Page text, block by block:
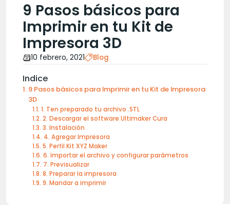
9 Pasos básicos para
Imprimir en tu Kit de
Impresora 3D
10 febrero, 2021 Blog
Indice
9 Pasos básicos para Imprimir en tu Kit de Impresora
3D
1. Ten preparado tu archivo .STL
2. Descargar el software Ultimaker Cura
3. Instalación
4. Agregar Impresora
5. Perfil Kit XYZ Maker
6. Importar el archivo y configurar parámetros
7. Previsualizar
8. Preparar la impresora
9. Mandar a imprimir